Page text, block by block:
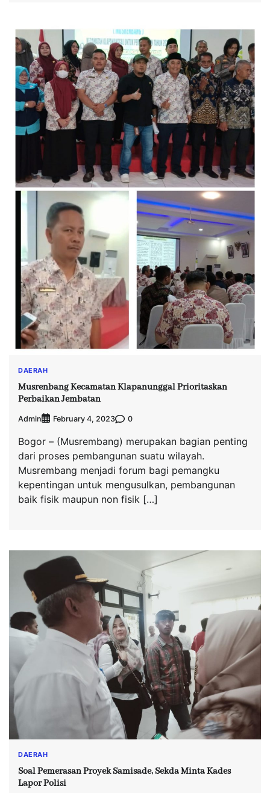
DAERAH
Musrenbang Kecamatan Klapanunggal Prioritaskan
Perbaikan Jembatan
Admin February 4, 2023 0
Bogor – (Musrembang) merupakan bagian penting
dari proses pembangunan suatu wilayah.
Musrembang menjadi forum bagi pemangku
kepentingan untuk mengusulkan, pembangunan
baik fisik maupun non fisik […]
DAERAH
Soal Pemerasan Proyek Samisade, Sekda Minta Kades
Lapor Polisi